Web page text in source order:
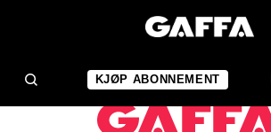
KJØP ABONNEMENT